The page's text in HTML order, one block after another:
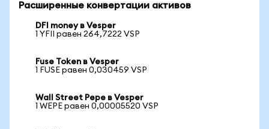
Расширенные конвертации активов
DFI money в Vesper
1 YFII равен 264,7222 VSP
Fuse Token в Vesper
1 FUSE равен 0,030459 VSP
Wall Street Pepe в Vesper
1 WEPE равен 0,00005520 VSP